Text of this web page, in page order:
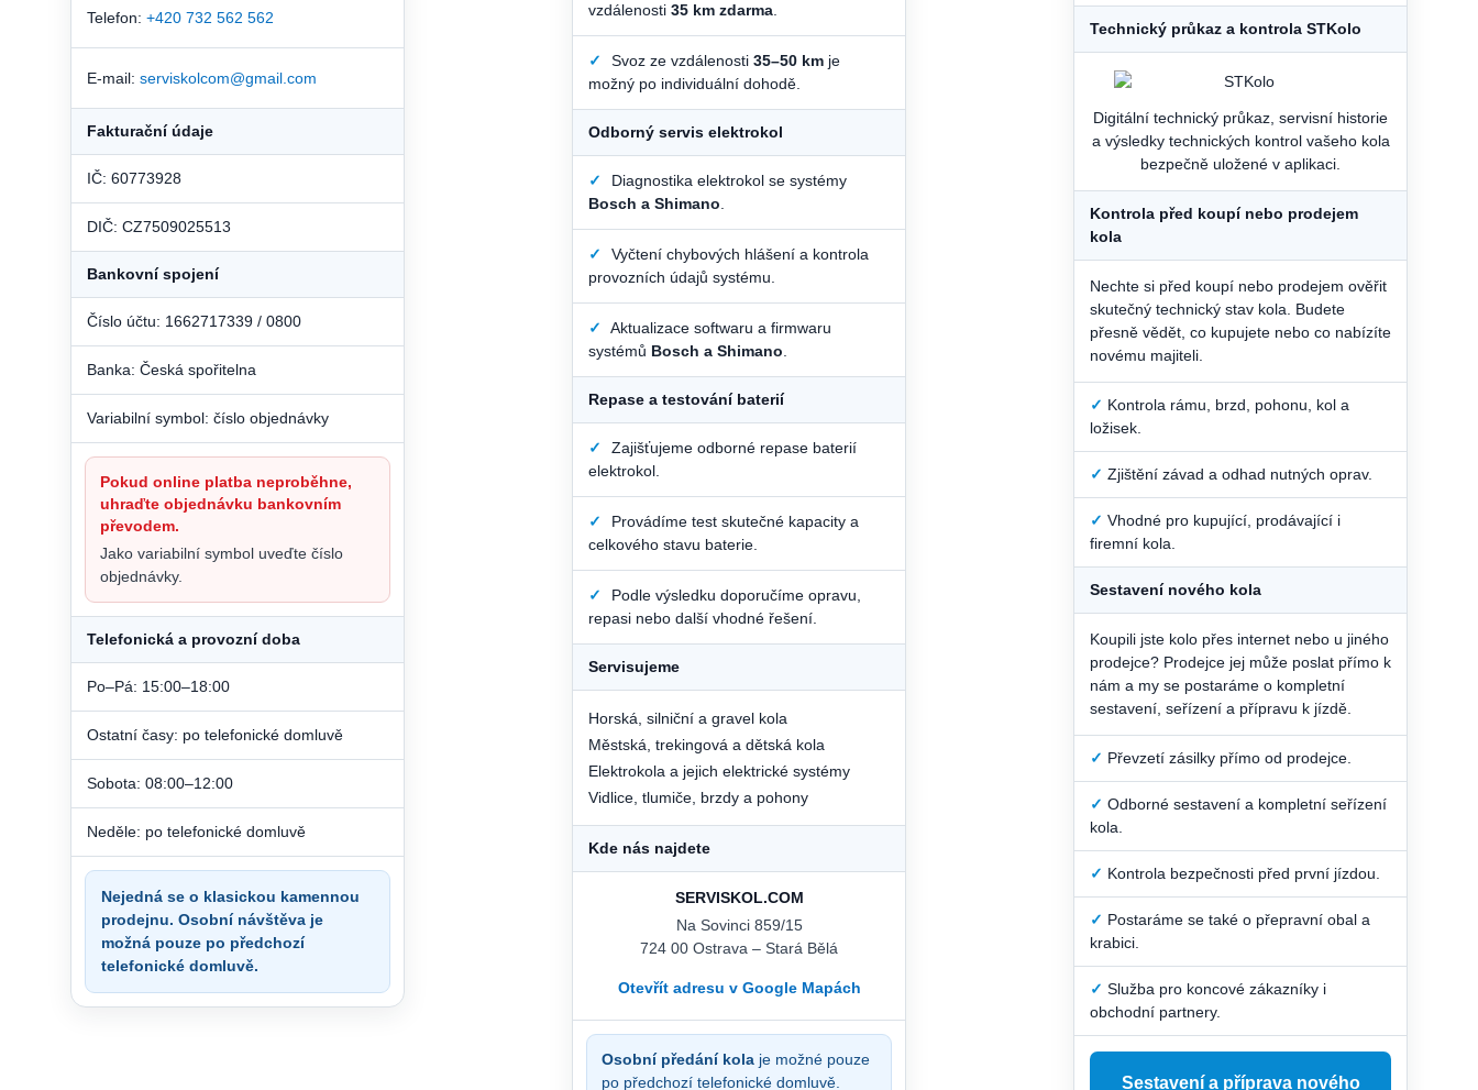
Telefon: +420 732 562 562
E-mail: serviskolcom@gmail.com
Fakturační údaje
IČ: 60773928
DIČ: CZ7509025513
Bankovní spojení
Číslo účtu: 1662717339 / 0800
Banka: Česká spořitelna
Variabilní symbol: číslo objednávky
Pokud online platba neproběhne,
uhraďte objednávku bankovním
převodem.
Jako variabilní symbol uveďte číslo
objednávky.
Telefonická a provozní doba
Po–Pá: 15:00–18:00
Ostatní časy: po telefonické domluvě
Sobota: 08:00–12:00
Neděle: po telefonické domluvě
Nejedná se o klasickou kamennou
prodejnu. Osobní návštěva je
možná pouze po předchozí
telefonické domluvě.
vzdálenosti 35 km zdarma
✓ Svoz ze vzdálenosti 35–50 km je
možný po individuální dohodě.
Odborný servis elektrokol
✓
Diagnostika elektrokol se systémy
Bosch a Shimano
✓
Vyčtení chybových hlášení a kontrola
provozních údajů systému.
✓
Aktualizace softwaru a firmwaru
systémů Bosch a Shimano
Repase a testování baterií
✓
Zajišťujeme odborné repase baterií
elektrokol.
✓
Provádíme test skutečné kapacity a
celkového stavu baterie.
✓
Podle výsledku doporučíme opravu,
repasi nebo další vhodné řešení.
Servisujeme
Horská, silniční a gravel kola
Městská, trekingová a dětská kola
Elektrokola a jejich elektrické systémy
Vidlice, tlumiče, brzdy a pohony
Kde nás najdete
SERVISKOL.COM
Na Sovinci 859/15
724 00 Ostrava – Stará Bělá
Otevřít adresu v Google Mapách
Osobní předání kola je možné pouze
po předchozí telefonické domluvě.
Technický průkaz a kontrola STKolo
Digitální technický průkaz, servisní historie
a výsledky technických kontrol vašeho kola
bezpečně uložené v aplikaci.
Kontrola před koupí nebo prodejem
kola
Nechte si před koupí nebo prodejem ověřit
skutečný technický stav kola. Budete
přesně vědět, co kupujete nebo co nabízíte
novému majiteli.
✓ Kontrola rámu, brzd, pohonu, kol a
ložisek.
✓ Zjištění závad a odhad nutných oprav.
✓ Vhodné pro kupující, prodávající i
firemní kola.
Sestavení nového kola
Koupili jste kolo přes internet nebo u jiného
prodejce? Prodejce jej může poslat přímo k
nám a my se postaráme o kompletní
sestavení, seřízení a přípravu k jízdě.
✓ Převzetí zásilky přímo od prodejce.
✓ Odborné sestavení a kompletní seřízení
kola.
✓ Kontrola bezpečnosti před první jízdou.
✓ Postaráme se také o přepravní obal a
krabici.
✓ Služba pro koncové zákazníky i
obchodní partnery.
Sestavení a příprava nového